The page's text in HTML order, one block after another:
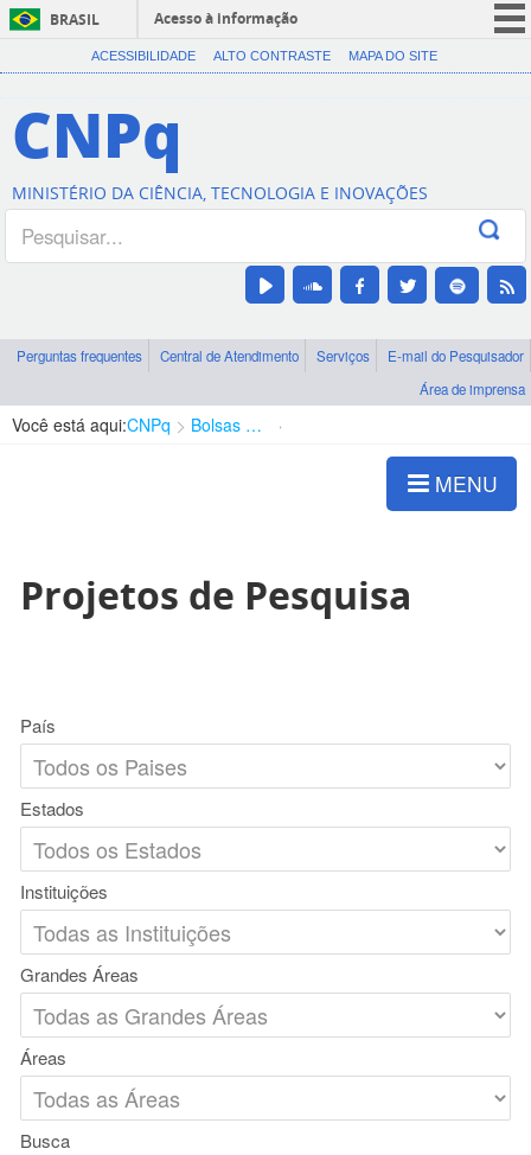
BRASIL
Acesso à informação
CORONAVÍRUS (COVID-19)
Canais
ACESSIBILIDADE ALTO CONTRASTE MAPA DO SITE
CNPq
MINISTÉRIO DA CIÊNCIA, TECNOLOGIA E INOVAÇÕES
Perguntas frequentes Central de Atendimento Serviços
E-mail do Pesquisador
Área de imprensa
Você está aqui:CNPq Bolsas e Auxílios Vigentes
MENU
Projetos de Pesquisa
País
Estados
Instituições
Grandes Áreas
Áreas
Busca